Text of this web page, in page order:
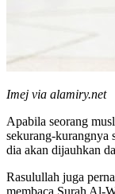
Imej via alamiry.net
Apabila seorang
sekurang-kurangnya
dia akan dijauhkan
Rasulullah juga